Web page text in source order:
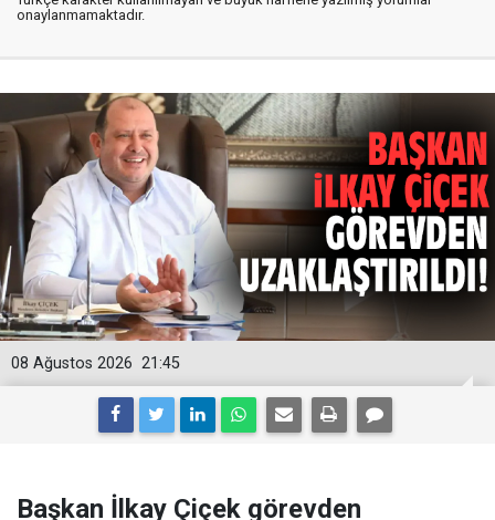
onaylanmamaktadır.
21:45
08 Ağustos 2026
Başkan İlkay Çiçek görevden